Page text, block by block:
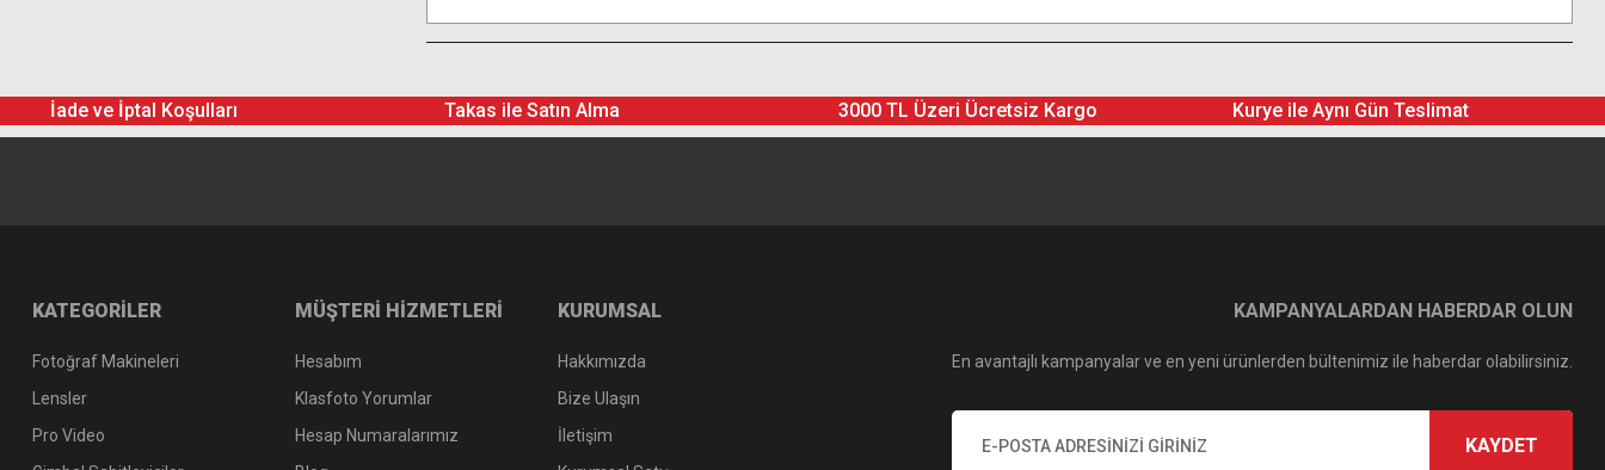
İade ve İptal Koşulları Takas ile Satın Alma 3000 TL Üzeri Ücretsiz Kargo Kurye ile Aynı Gün Teslimat
KATEGORİLER
Fotoğraf Makineleri
Lensler
Pro Video
MÜŞTERİ HİZMETLERİ
Hesabım
Klasfoto Yorumlar
Hesap Numaralarımız
KURUMSAL
Hakkımızda
Bize Ulaşın
İletişim
KAMPANYALARDAN HABERDAR OLUN
En avantajlı kampanyalar ve en yeni ürünlerden bültenimiz ile haberdar olabilirsiniz.
KAYDET